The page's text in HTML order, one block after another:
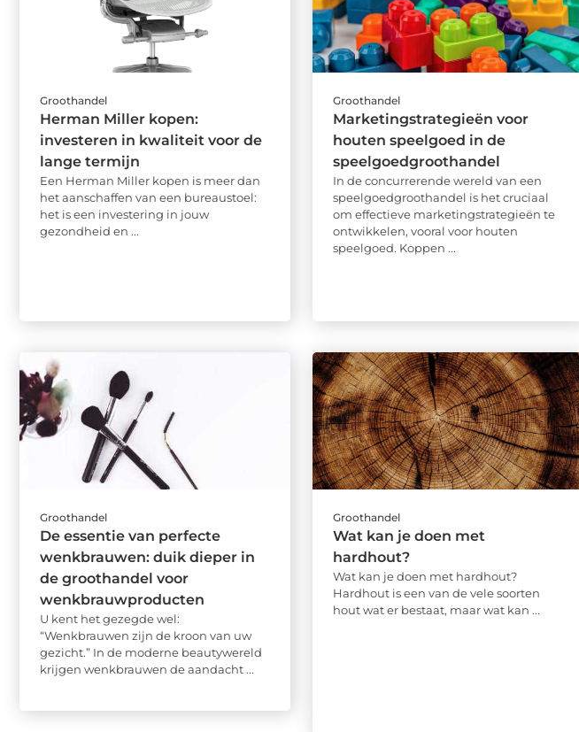
Groothandel
Herman Miller kopen:
investeren in kwaliteit voor de
lange termijn
Een Herman Miller kopen is meer dan
het aanschaffen van een bureaustoel:
het is een investering in jouw
gezondheid en ...
Groothandel
Marketingstrategieën voor
houten speelgoed in de
speelgoedgroothandel
In de concurrerende wereld van een
speelgoedgroothandel is het cruciaal
om effectieve marketingstrategieën te
ontwikkelen, vooral voor houten
speelgoed. Koppen ...
Groothandel
De essentie van perfecte
wenkbrauwen: duik dieper in
de groothandel voor
wenkbrauwproducten
U kent het gezegde wel:
“Wenkbrauwen zijn de kroon van uw
gezicht.” In de moderne beautywereld
krijgen wenkbrauwen de aandacht ...
Groothandel
Wat kan je doen met
hardhout?
Wat kan je doen met hardhout?
Hardhout is een van de vele soorten
hout wat er bestaat, maar wat kan ...